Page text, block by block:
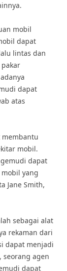
mobil
dapat
lintas dan
dapat
atas
mobil.
dapat
yang
Jane Smith,
sebagai alat
rekaman dari
dapat menjadi
seorang agen
dapat